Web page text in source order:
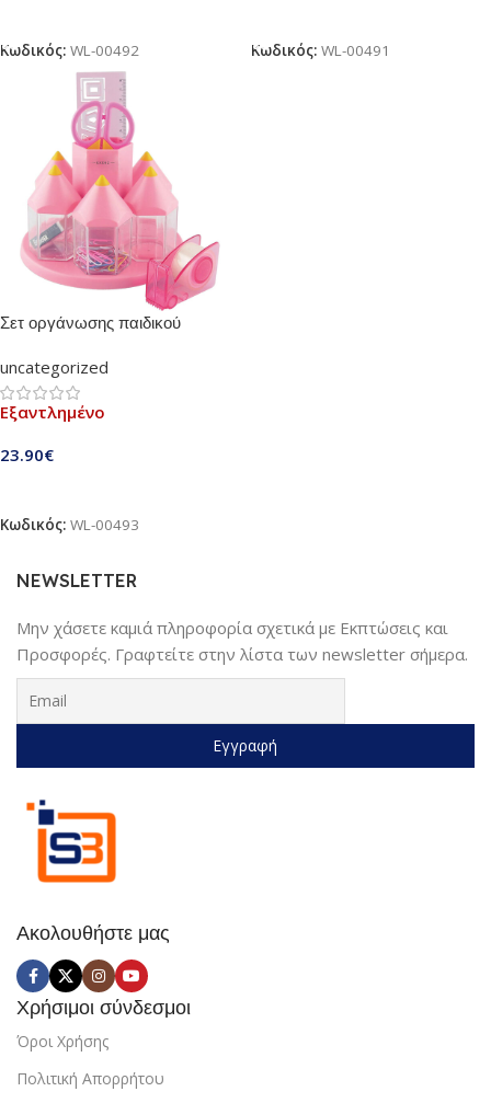
Κωδικός: WL-00492
Κωδικός: WL-00491
Σετ οργάνωσης παιδικού
5 κουτάκια γεμάτα ψαλίδι,
χάρακα, γόμα, συνδετήρες και
βάση κολλητικής ταινίας
uncategorized
Εξαντλημένο
23.90€
Κωδικός: WL-00493
Ακολουθήστε μας
Χρήσιμοι σύνδεσμοι
Όροι Χρήσης
Πολιτική Απορρήτου
NEWSLETTER
Μην χάσετε καμιά πληροφορία σχετικά με Εκπτώσεις και
Προσφορές. Γραφτείτε στην λίστα των newsletter σήμερα.